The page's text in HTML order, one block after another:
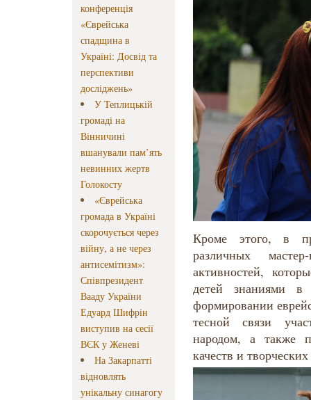
конференція
«Єврейська
спадщина в
Україні: Досвід та
перспективи
досліджень»
У Теплицькій
громаді на
Вінничині
вшанували пам’ять
невинних жертв
Голокосту
«Єврейська
громада в Україні
скорочується через
війну, а не через
антисемітизм»:
Співпрезидент
Вааду України
Едуард Шифрін
виступив на сесії
ВЄК у Женеві
На Закарпатті
відновлять
унікальну синагогу
Кроме этого, в
различных
активностей,
детей знаниями в
формировании
тесной связи
народом, а также
качеств и